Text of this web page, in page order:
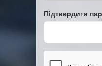
Підтвердити